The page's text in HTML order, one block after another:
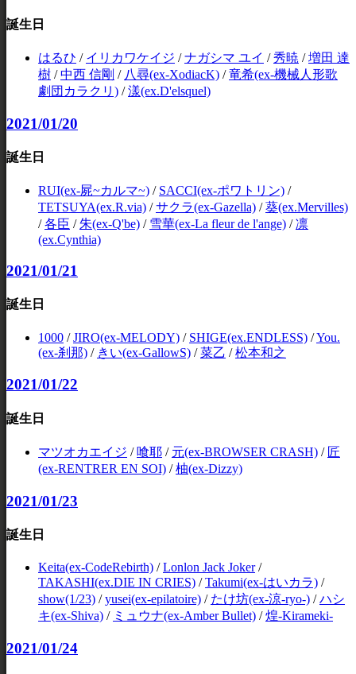
誕生日
はるひ / イリカワケイジ /ナガシマ ユイ /秀暁 /増田 達
樹 /中西 信剛 / 八尋(ex-XodiacK) /竜希(ex-機械人形歌
劇団カラクリ) /漾(ex.D'elsquel)
2021/01/20
誕生日
RUI(ex-屍~カルマ~) / SACCI(ex-ポワトリン) /
TETSUYA(ex.R.via) /サクラ(ex-Gazella) /葵(ex.Mervilles)
/各臣 /朱(ex-Q'be) / 雪華(ex-La fleur de l'ange) /凛
(ex.Cynthia)
2021/01/21
誕生日
1000 /JIRO(ex-MELODY) / SHIGE(ex.ENDLESS) /You.
(ex-刹那) / きい(ex-GallowS) /菜乙 /松本和之
2021/01/22
誕生日
マツオカエイジ / 喰耶 / 元(ex-BROWSER CRASH) / 匠
(ex-RENTRER EN SOI) /柚(ex-Dizzy)
2021/01/23
誕生日
Keita(ex-CodeRebirth) /Lonlon Jack Joker/
TAKASHI(ex.DIE IN CRIES) /Takumi(ex-はいカラ) /
show(1/23) /yusei(ex-epilatoire) / たけ坊(ex-涼-ryo-) /ハシ
キ(ex-Shiva) / ミュウナ(ex-Amber Bullet) /煌-Kirameki-
2021/01/24